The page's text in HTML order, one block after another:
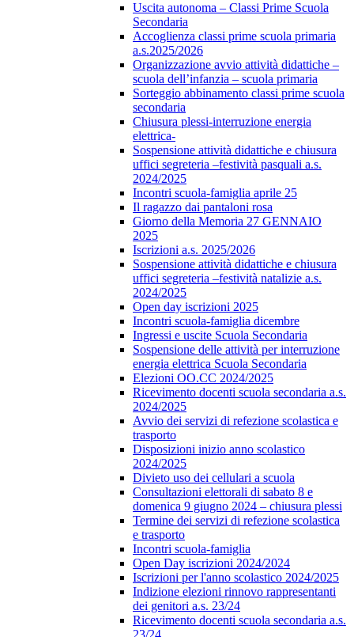
Uscita autonoma – Classi Prime Scuola
Secondaria
Accoglienza classi prime scuola primaria
a.s.2025/2026
Organizzazione avvio attività didattiche –
scuola dell’infanzia – scuola primaria
Sorteggio abbinamento classi prime scuola
secondaria
Chiusura plessi-interruzione energia
elettrica-
Sospensione attività didattiche e chiusura
uffici segreteria –festività pasquali a.s.
2024/2025
Incontri scuola-famiglia aprile 25
Il ragazzo dai pantaloni rosa
Giorno della Memoria 27 GENNAIO
2025
Iscrizioni a.s. 2025/2026
Sospensione attività didattiche e chiusura
uffici segreteria –festività natalizie a.s.
2024/2025
Open day iscrizioni 2025
Incontri scuola-famiglia dicembre
Ingressi e uscite Scuola Secondaria
Sospensione delle attività per interruzione
energia elettrica Scuola Secondaria
Elezioni OO.CC 2024/2025
Ricevimento docenti scuola secondaria a.s.
2024/2025
Avvio dei servizi di refezione scolastica e
trasporto
Disposizioni inizio anno scolastico
2024/2025
Divieto uso dei cellulari a scuola
Consultazioni elettorali di sabato 8 e
domenica 9 giugno 2024 – chiusura plessi
Termine dei servizi di refezione scolastica
e trasporto
Incontri scuola-famiglia
Open Day iscrizioni 2024/2024
Iscrizioni per l'anno scolastico 2024/2025
Indizione elezioni rinnovo rappresentanti
dei genitori a.s. 23/24
Ricevimento docenti scuola secondaria a.s.